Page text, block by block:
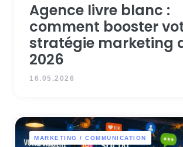
Agence livre blanc :
comment booster
stratégie marketing
2026
16.05.2026
MARKETING / COMMUNICATION